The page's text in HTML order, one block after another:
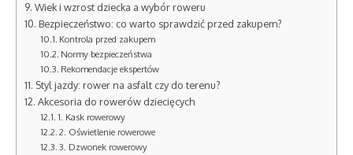
Wiek i wzrost dziecka a wybór roweru
Bezpieczeństwo: co warto sprawdzić przed zakupem?
Kontrola przed zakupem
Normy bezpieczeństwa
Rekomendacje ekspertów
Styl jazdy: rower na asfalt czy do terenu?
Akcesoria do rowerów dziecięcych
1. Kask rowerowy
2. Oświetlenie rowerowe
3. Dzwonek rowerowy